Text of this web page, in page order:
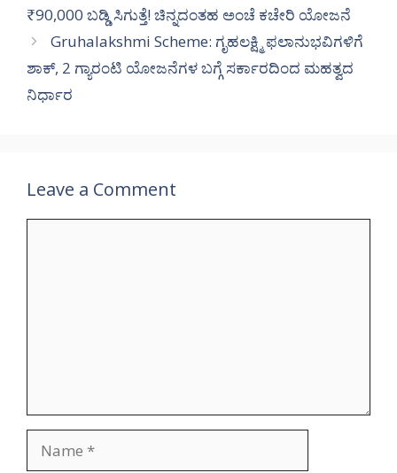
₹90,000 ಬಡ್ಡಿ ಸಿಗುತ್ತೆ! ಚಿನ್ನದಂತಹ ಅಂಚೆ ಕಚೇರಿ ಯೋಜನೆ
Gruhalakshmi Scheme: ಗೃಹಲಕ್ಷ್ಮಿ ಫಲಾನುಭವಿಗಳಿಗೆ
ಶಾಕ್, 2 ಗ್ಯಾರಂಟಿ ಯೋಜನೆಗಳ ಬಗ್ಗೆ ಸರ್ಕಾರದಿಂದ ಮಹತ್ವದ
ನಿರ್ಧಾರ
Leave a Comment